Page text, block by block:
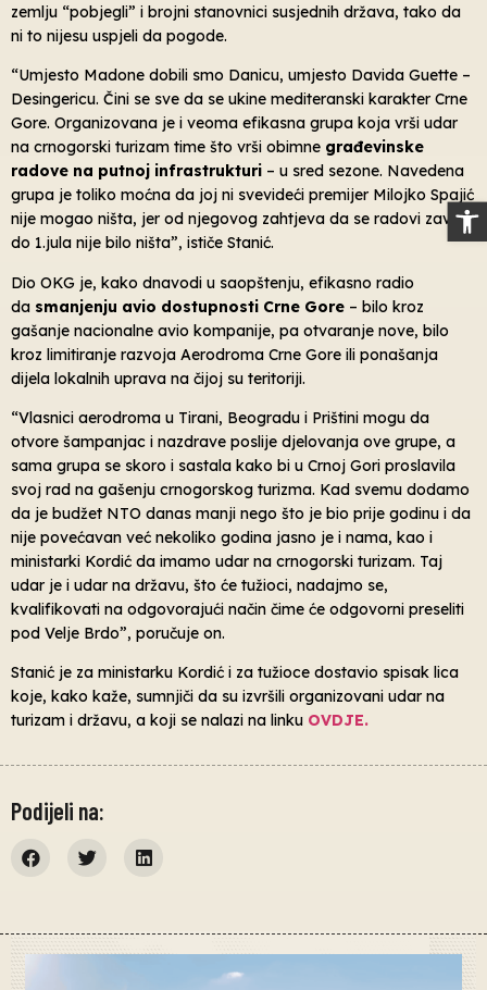
zemlju “pobjegli” i brojni stanovnici susjednih država, tako da
ni to nijesu uspjeli da pogode.
“Umjesto Madone dobili smo Danicu, umjesto Davida Guette –
Desingericu. Čini se sve da se ukine mediteranski karakter Crne
Gore. Organizovana je i veoma efikasna grupa koja vrši udar
na crnogorski turizam time što vrši obimne građevinske
radove na putnoj infrastrukturi – u sred sezone. Navedena
grupa je toliko moćna da joj ni svevideći premijer Milojko Spajić
nije mogao ništa, jer od njegovog zahtjeva da se radovi završe
do 1.jula nije bilo ništa”, ističe Stanić.
Dio OKG je, kako dnavodi u saopštenju, efikasno radio
da smanjenju avio dostupnosti Crne Gore – bilo kroz
gašanje nacionalne avio kompanije, pa otvaranje nove, bilo
kroz limitiranje razvoja Aerodroma Crne Gore ili ponašanja
dijela lokalnih uprava na čijoj su teritoriji.
“Vlasnici aerodroma u Tirani, Beogradu i Prištini mogu da
otvore šampanjac i nazdrave poslije djelovanja ove grupe, a
sama grupa se skoro i sastala kako bi u Crnoj Gori proslavila
svoj rad na gašenju crnogorskog turizma. Kad svemu dodamo
da je budžet NTO danas manji nego što je bio prije godinu i da
nije povećavan već nekoliko godina jasno je i nama, kao i
ministarki Kordić da imamo udar na crnogorski turizam. Taj
udar je i udar na državu, što će tužioci, nadajmo se,
kvalifikovati na odgovorajući način čime će odgovorni preseliti
pod Velje Brdo”, poručuje on.
Stanić je za ministarku Kordić i za tužioce dostavio spisak lica
koje, kako kaže, sumnjiči da su izvršili organizovani udar na
turizam i državu, a koji se nalazi na linku OVDJE.
Podijeli na: